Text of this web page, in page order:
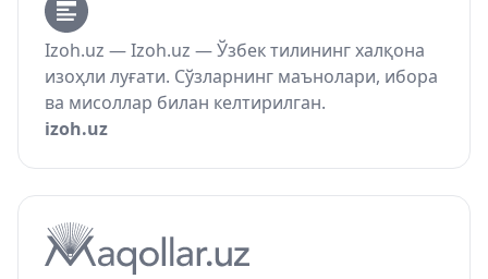
Izoh.uz — Izoh.uz — Ўзбек тилининг халқона
изоҳли луғати. Сўзларнинг маънолари, ибора
ва мисоллар билан келтирилган.
izoh.uz